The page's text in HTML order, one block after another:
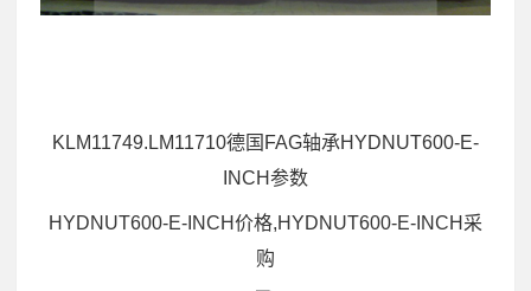
KLM11749.LM11710德国FAG轴承HYDNUT600-E-
INCH参数
HYDNUT600-E-INCH价格,HYDNUT600-E-INCH采
购